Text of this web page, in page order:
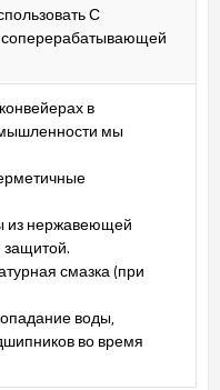
С
в
мы
из нержавеющей
защитой.
смазка (при
воды,
во время